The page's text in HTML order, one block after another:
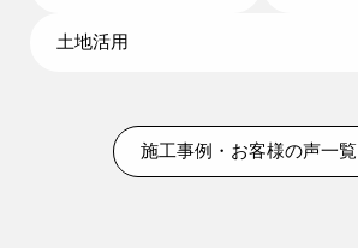
土地活用
施工事例・お客様の声一覧